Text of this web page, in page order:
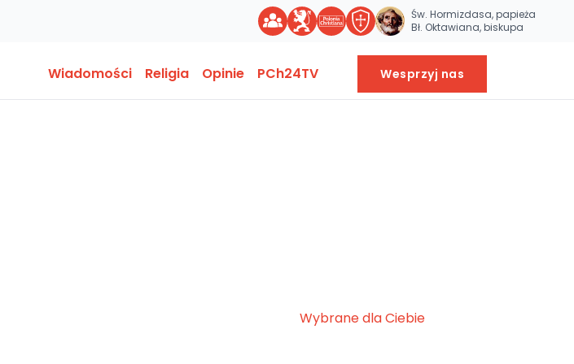
Św. Hormizdasa, papieża
Bł. Oktawiana, biskupa
Wiadomości Religia Opinie PCh24TV Wesprzyj nas
Wybrane dla Ciebie